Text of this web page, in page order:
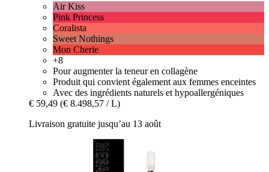
Air Kiss
Pink Princess
Coralista
Sweet Nothings
Mon Cherie
+8
Pour augmenter la teneur en collagène
Produit qui convient également aux femmes enceintes
Avec des ingrédients naturels et hypoallergéniques
€ 59,49 (€ 8.498,57 / L)
Livraison gratuite jusqu’au 13 août